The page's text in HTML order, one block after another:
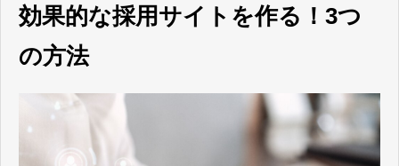
効果的な採用サイトを作る！3つ
の方法